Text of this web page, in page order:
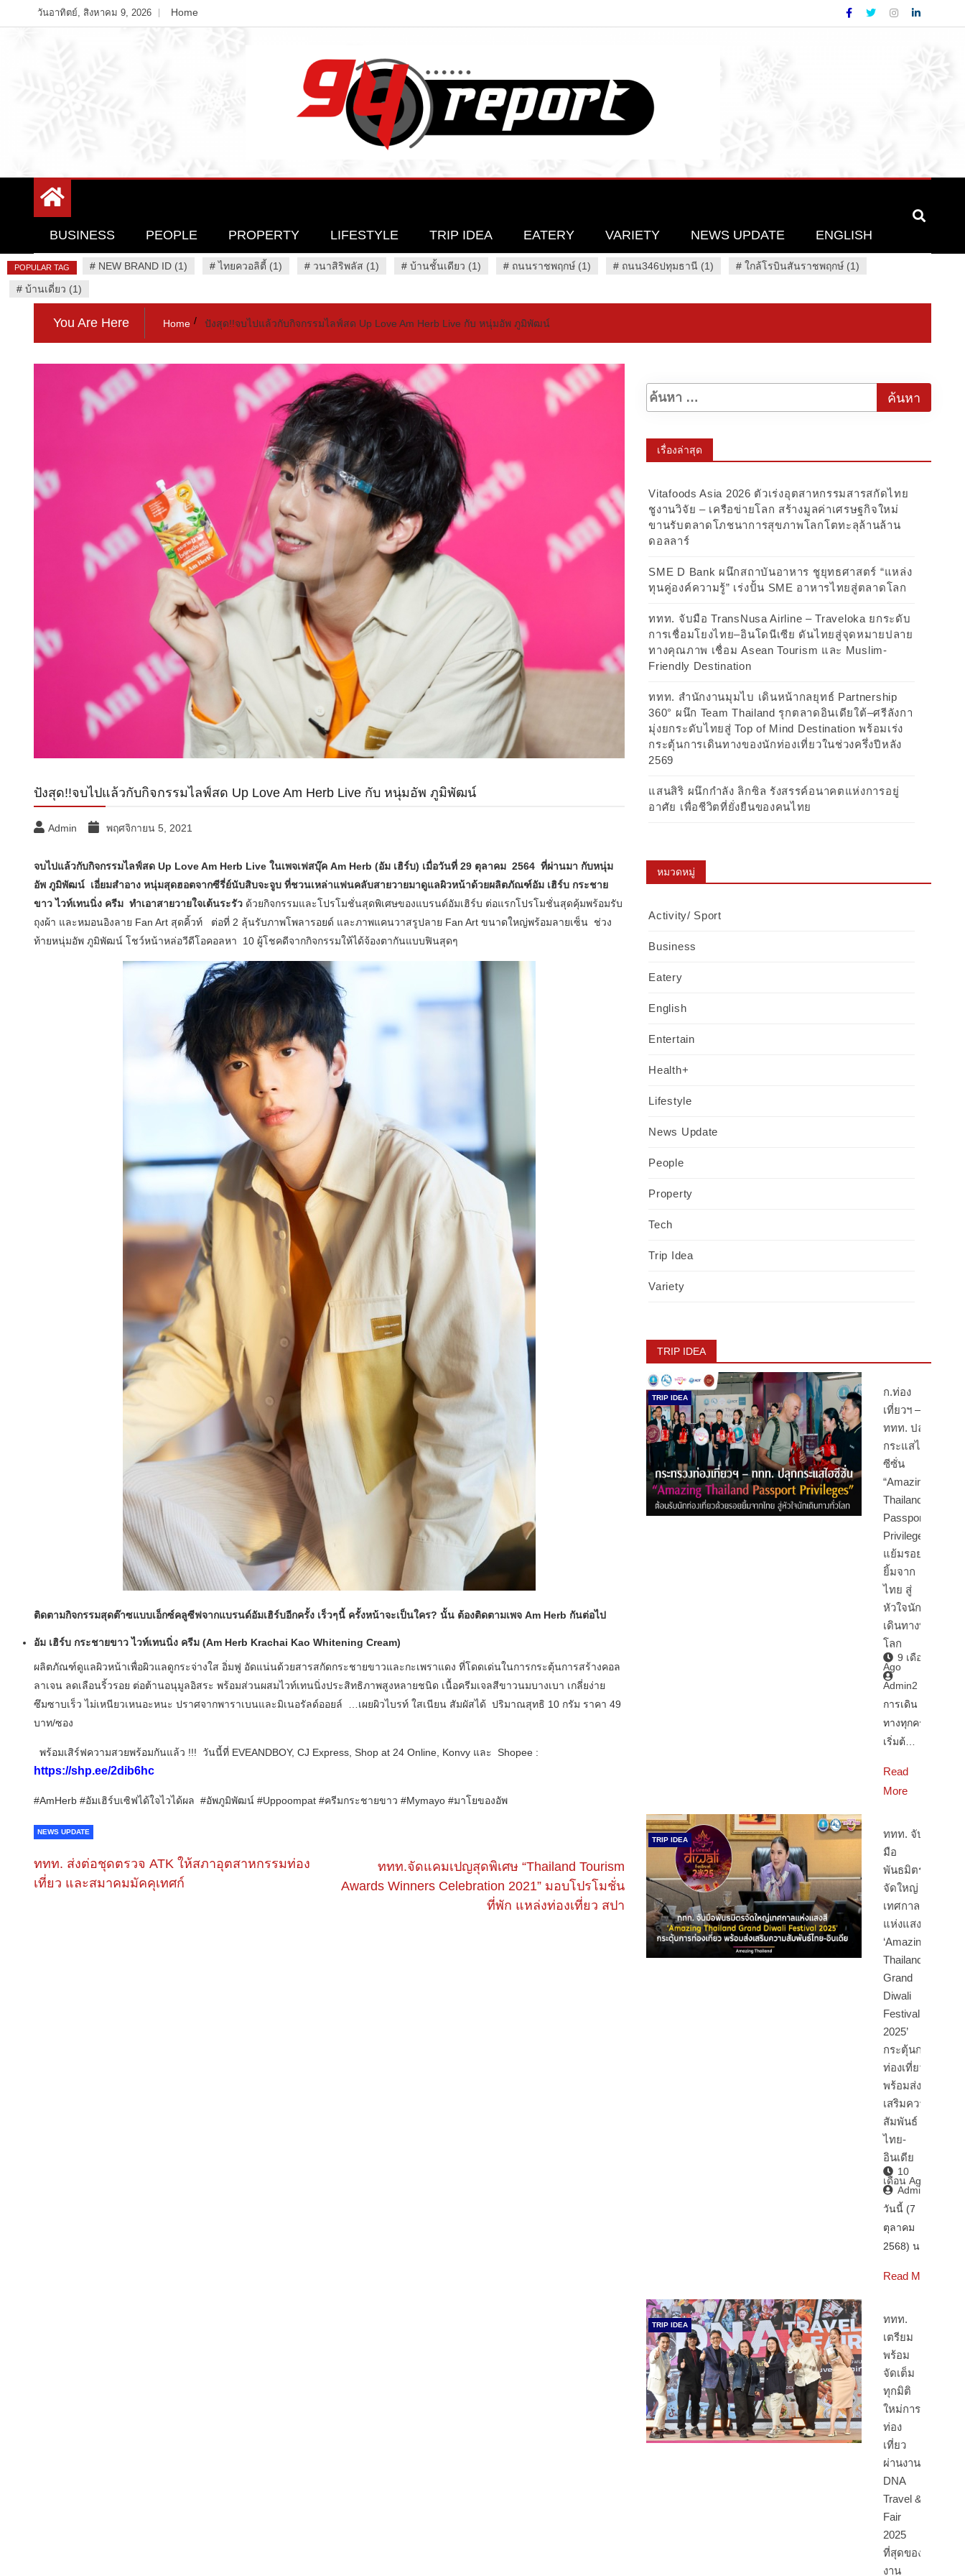
to
วันอาทิตย์, สิงหาคม 9, 2026 Home
94 Report.com
BUSINESS PEOPLE PROPERTY LIFESTYLE TRIP IDEA EATERY VARIETY NEWS UPDATE ENGLISH
POPULAR TAG # NEW BRAND ID (1) #ไทยควอลิตี้ (1) # วนาสิริพลัส (1) # บ้านชั้นเดียว (1) # ถนนราชพฤกษ์ (1) # ถนน346ปทุมธานี (1) # ใกล้โรบินสันราชพฤกษ์ (1)
# บ้านเดี่ยว (1)
You Are Here Home ปังสุด!!จบไปแล้วกับกิจกรรมไลฟ์สด Up Love Am Herb Live กับ หนุ่มอัพ ภูมิพัฒน์
ปังสุด!!จบไปแล้วกับกิจกรรมไลฟ์สด Up Love Am Herb Live กับ หนุ่มอัพ ภูมิพัฒน์
Admin พฤศจิกายน 5, 2021
จบไปแล้วกับกิจกรรมไลฟ์สด Up Love Am Herb Live ในเพจเฟสบุ๊ค Am Herb (อัม เฮิร์บ) เมื่อวันที่ 29 ตุลาคม 2564 ที่ผ่านมา กับหนุ่ม
อัพ ภูมิพัฒน์ เอี่ยมสำอาง หนุ่มสุดฮอตจากซีรี่ย์นับสิบจะจูบ ที่ชวนเหล่าแฟนคลับสายวายมาดูแลผิวหน้าด้วยผลิตภัณฑ์อัม เฮิร์บ กระชาย
ขาว ไวท์เทนนิ่ง ครีม ทำเอาสายวายใจเต้นระรัว ด้วยกิจกรรมและโปรโมชั่นสุดพิเศษของแบรนด์อัมเฮิร์บ ต่อแรกโปรโมชั่นสุดคุ้มพร้อมรับ
ถุงผ้า และหมอนอิงลาย Fan Art สุดคิ้วท์ ต่อที่ 2 ลุ้นรับภาพโพลารอยด์ และภาพแคนวาสรูปลาย Fan Art ขนาดใหญ่พร้อมลายเซ็น ช่วง
ท้ายหนุ่มอัพ ภูมิพัฒน์ โชว์หน้าหล่อวีดีโอคอลหา 10 ผู้โชคดีจากกิจกรรมให้ได้จ้องตากันแบบฟินสุดๆ
ติดตามกิจกรรมสุดต๊าซแบบเอ็กซ์คลูซีฟจากแบรนด์อัมเฮิร์บอีกครั้ง เร็วๆนี้ ครั้งหน้าจะเป็นใคร? นั้น ต้องติดตามเพจ Am Herb กันต่อไป
อัม เฮิร์บ กระชายขาว ไวท์เทนนิ่ง ครีม (Am Herb Krachai Kao Whitening Cream)
ผลิตภัณฑ์ดูแลผิวหน้าเพื่อผิวแลดูกระจ่างใส อิ่มฟู อัดแน่นด้วยสารสกัดกระชายขาวและกะเพราแดง ที่โดดเด่นในการกระตุ้นการสร้างคอล
ลาเจน ลดเลือนริ้วรอย ต่อต้านอนุมูลอิสระ พร้อมส่วนผสมไวท์เทนนิ่งประสิทธิภาพสูงหลายชนิด เนื้อครีมเจลสีขาวนมบางเบา เกลี่ยง่าย
ซึมซาบเร็ว ไม่เหนียวเหนอะหนะ ปราศจากพาราเบนและมิเนอรัลด์ออยล์ …เผยผิวไบรท์ ใสเนียน สัมผัสได้ ปริมาณสุทธิ 10 กรัม ราคา 49
บาท/ซอง
พร้อมเสิร์ฟความสวยพร้อมกันแล้ว !!! วันนี้ที่ EVEANDBOY, CJ Express, Shop at 24 Online, Konvy และ Shopee :
https://shp.ee/2dib6hc
#AmHerb #อัมเฮิร์บเซิฟได้ใจไวได้ผล #อัพภูมิพัฒน์ #Uppoompat #ครีมกระชายขาว #Mymayo #มาโยของอัพ
NEWS UPDATE
ททท. ส่งต่อชุดตรวจ ATK ให้สภาอุตสาหกรรมท่อง
เที่ยว และสมาคมมัคคุเทศก์
ททท.จัดแคมเปญสุดพิเศษ “Thailand Tourism
Awards Winners Celebration 2021” มอบโปรโมชั่น
ที่พัก แหล่งท่องเที่ยว สปา
เรื่องล่าสุด
Vitafoods Asia 2026 ตัวเร่งอุตสาหกรรมสารสกัดไทย
ชูงานวิจัย – เครือข่ายโลก สร้างมูลค่าเศรษฐกิจใหม่
ขานรับตลาดโภชนาการสุขภาพโลกโตทะลุล้านล้าน
ดอลลาร์
SME D Bank ผนึกสถาบันอาหาร ชูยุทธศาสตร์ “แหล่ง
ทุนคู่องค์ความรู้” เร่งปั้น SME อาหารไทยสู่ตลาดโลก
ททท. จับมือ TransNusa Airline – Traveloka ยกระดับ
การเชื่อมโยงไทย–อินโดนีเซีย ดันไทยสู่จุดหมายปลาย
ทางคุณภาพ เชื่อม Asean Tourism และ Muslim-
Friendly Destination
ททท. สำนักงานมุมไบ เดินหน้ากลยุทธ์ Partnership
360° ผนึก Team Thailand รุกตลาดอินเดียใต้–ศรีลังกา
มุ่งยกระดับไทยสู่ Top of Mind Destination พร้อมเร่ง
กระตุ้นการเดินทางของนักท่องเที่ยวในช่วงครึ่งปีหลัง
2569
แสนสิริ ผนึกกำลัง ลิกซิล รังสรรค์อนาคตแห่งการอยู่
อาศัย เพื่อชีวิตที่ยั่งยืนของคนไทย
หมวดหมู่
Activity/ Sport
Business
Eatery
English
Entertain
Health+
Lifestyle
News Update
People
Property
Tech
Trip Idea
Variety
TRIP IDEA
TRIP IDEA
ก.ท่อง
เที่ยวฯ –
ททท. ปลุก
กระแสไฮ
ซีซั่น
“Amazing
Thailand
Passport
Privileges”
แย้มรอย
ยิ้มจาก
ไทย สู่
หัวใจนัก
เดินทางทั่ว
โลก
9 เดือน
Ago
Admin2
การเดิน
ทางทุกครั้ง
เริ่มต้…
Read
More
TRIP IDEA
ททท. จับ
มือ
พันธมิตร
จัดใหญ่
เทศกาล
แห่งแสงสี
‘Amazing
Thailand
Grand
Diwali
Festival
2025’
กระตุ้นการ
ท่องเที่ยว
พร้อมส่ง
เสริมความ
สัมพันธ์
ไทย-
อินเดีย
10
เดือน Ago
Admin2
วันนี้ (7
ตุลาคม
2568) นา…
Read More
TRIP IDEA
ททท.
เตรียม
พร้อม
จัดเต็ม
ทุกมิติ
ใหม่การ
ท่อง
เที่ยว
ผ่านงาน
DNA
Travel &
Fair
2025
ที่สุดของ
งาน